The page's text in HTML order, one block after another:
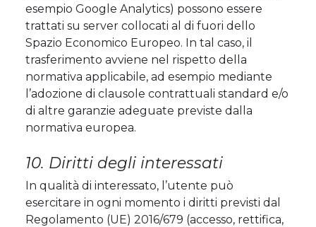
esempio Google Analytics) possono essere
trattati su server collocati al di fuori dello
Spazio Economico Europeo. In tal caso, il
trasferimento avviene nel rispetto della
normativa applicabile, ad esempio mediante
l’adozione di clausole contrattuali standard e/o
di altre garanzie adeguate previste dalla
normativa europea.
10. Diritti degli interessati
In qualità di interessato, l’utente può
esercitare in ogni momento i diritti previsti dal
Regolamento (UE) 2016/679 (accesso, rettifica,